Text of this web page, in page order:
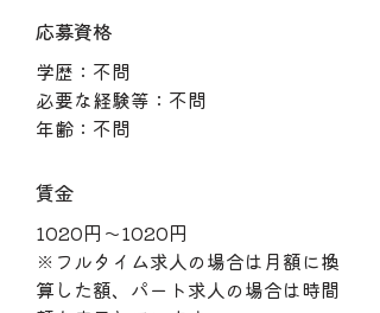
応募資格
学歴：不問
必要な経験等：不問
年齢：不問
賃金
1020円〜1020円
※フルタイム求人の場合は月額に換
算した額、パート求人の場合は時間